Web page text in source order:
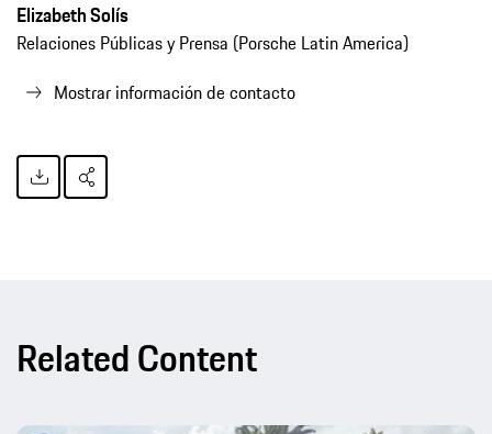
Elizabeth Solís
Relaciones Públicas y Prensa (Porsche Latin America)
Mostrar información de contacto
Related Content